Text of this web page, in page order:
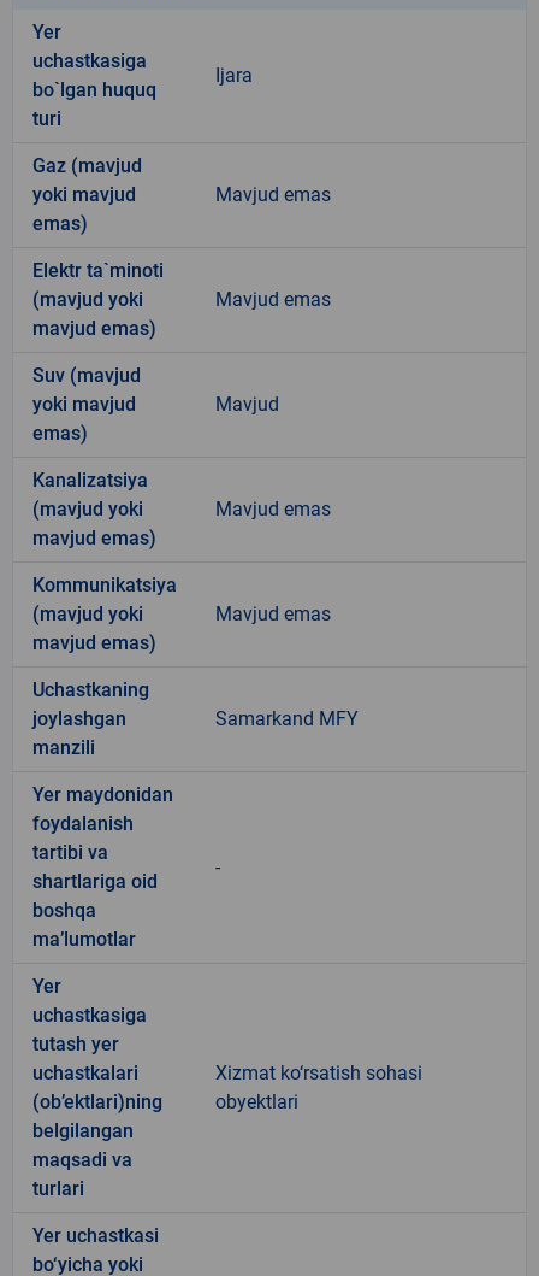
Yer
uchastkasiga
bo`lgan huquq
turi
Ijara
Gaz (mavjud
yoki mavjud
emas)
Mavjud emas
Elektr ta`minoti
(mavjud yoki
mavjud emas)
Mavjud emas
Suv (mavjud
yoki mavjud
emas)
Mavjud
Kanalizatsiya
(mavjud yoki
mavjud emas)
Mavjud emas
Kommunikatsiya
(mavjud yoki
mavjud emas)
Mavjud emas
Uchastkaning
joylashgan
manzili
Samarkand MFY
Yer maydonidan
foydalanish
tartibi va
shartlariga oid
boshqa
ma’lumotlar
-
Yer
uchastkasiga
tutash yer
uchastkalari
(ob’ektlari)ning
belgilangan
maqsadi va
turlari
Xizmat ko‘rsatish sohasi
obyektlari
Yer uchastkasi
bo‘yicha yoki